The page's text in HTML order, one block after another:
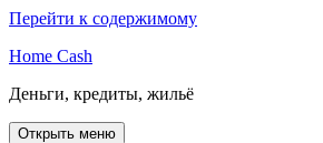
Перейти к содержимому
Home Cash
Деньги, кредиты, жильё
Открыть меню